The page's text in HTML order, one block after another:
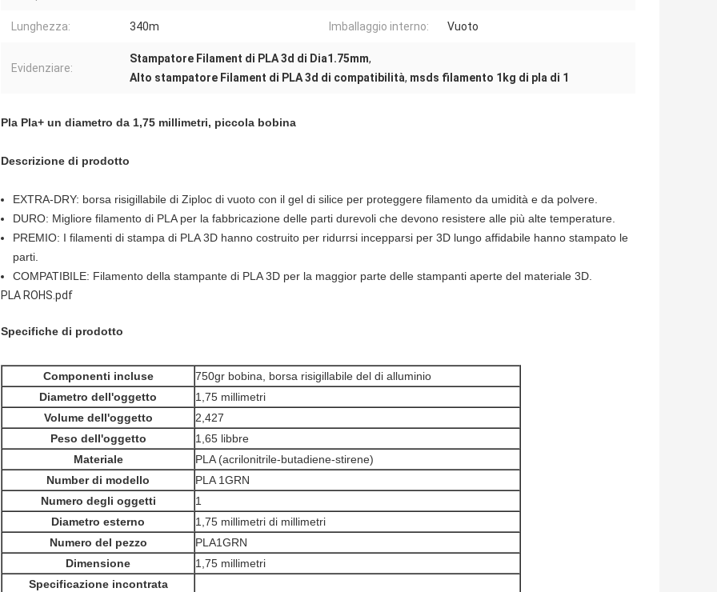
Lunghezza: 340m Imballaggio interno: Vuoto
Evidenziare:
Stampatore Filament di PLA 3d di Dia1.75mm,
Alto stampatore Filament di PLA 3d di compatibilità, msds filamento 1kg di pla di 1
Pla Pla+ un diametro da 1,75 millimetri, piccola bobina
Descrizione di prodotto
EXTRA-DRY: borsa risigillabile di Ziploc di vuoto con il gel di silice per proteggere filamento da umidità e da polvere.
DURO: Migliore filamento di PLA per la fabbricazione delle parti durevoli che devono resistere alle più alte temperature.
PREMIO: I filamenti di stampa di PLA 3D hanno costruito per ridurrsi incepparsi per 3D lungo affidabile hanno stampato le
parti.
COMPATIBILE: Filamento della stampante di PLA 3D per la maggior parte delle stampanti aperte del materiale 3D.
PLA ROHS.pdf
Specifiche di prodotto
Componenti incluse
750gr bobina, borsa risigillabile del di alluminio
Diametro dell'oggetto
1,75 millimetri
Volume dell'oggetto
2,427
Peso dell'oggetto
1,65 libbre
Materiale
PLA (acrilonitrile-butadiene-stirene)
Number di modello
PLA 1GRN
Numero degli oggetti
1
Diametro esterno
1,75 millimetri di millimetri
Numero del pezzo
PLA1GRN
Dimensione
1,75 millimetri
Specificazione incontrata